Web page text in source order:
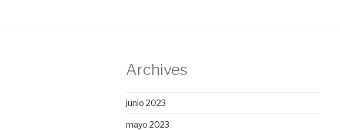
Archives
junio 2023
mayo 2023